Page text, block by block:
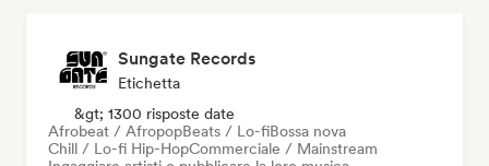
Sungate Records
Etichetta
&gt; 1300 risposte date
Afrobeat / AfropopBeats / Lo-fiBossa nova
Chill / Lo-fi Hip-HopCommerciale / Mainstream